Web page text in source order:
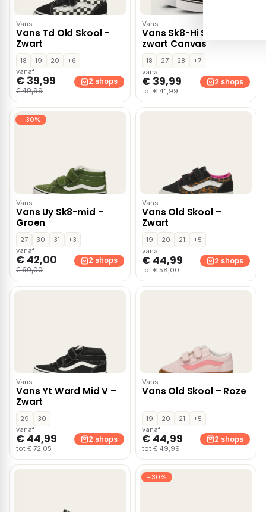
Vans
Vans Td Old Skool –
Zwart
18 19 20
+6
vanaf
€ 39,99
€ 49,99
2 shops
Vans
Vans Sk8-Hi Sneakers
zwart Canvas
18 27 28
+7
vanaf
€ 39,99
tot € 41,99
2 shops
−30%
Vans
Vans Uy Sk8-mid –
Groen
27 30 31
+3
vanaf
€ 42,00
€ 60,00
2 shops
Vans
Vans Old Skool –
Zwart
19 20 21
+5
vanaf
€ 44,99
tot € 58,00
2 shops
Vans
Vans Yt Ward Mid V –
Zwart
29
30
vanaf
€ 44,99
tot € 72,05
2 shops
Vans
Vans Old Skool – Roze
19 20 21
+5
vanaf
€ 44,99
tot € 49,99
2 shops
−30%